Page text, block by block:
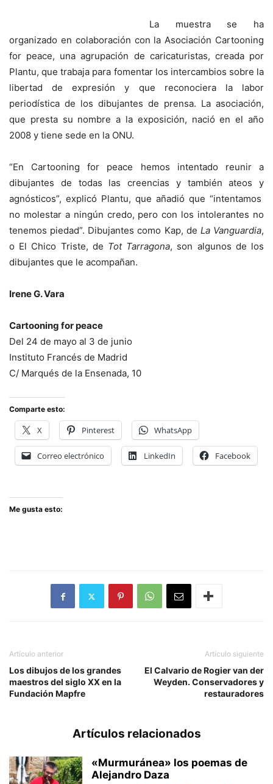
La muestra se ha
organizado en colaboración con la Asociación Cartooning
for peace, una agrupación de caricaturistas, creada por
Plantu, que trabaja para fomentar los intercambios sobre la
libertad de expresión y que reconociera la labor
periodística de los dibujantes de prensa. La asociación,
que presta su nombre a la exposición, nació en el año
2008 y tiene sede en la ONU.
“En Cartooning for peace hemos intentado reunir a
dibujantes de todas las creencias y también ateos y
agnósticos”, explicó Plantu, que añadió que “intentamos
no molestar a ningún credo, pero con los intolerantes no
tenemos piedad”. Dibujantes como Kap, de La Vanguardia,
o El Chico Triste, de Tot Tarragona, son algunos de los
dibujantes que le acompañan.
Irene G. Vara
Cartooning for peace
Del 24 de mayo al 3 de junio
Instituto Francés de Madrid
C/ Marqués de la Ensenada, 10
Comparte esto:
X Pinterest WhatsApp
Correo electrónico LinkedIn Facebook
Me gusta esto:
Artículo anterior
Los dibujos de los grandes
maestros del siglo XX en la
Fundación Mapfre
Artículo siguiente
El Calvario de Rogier van der
Weyden. Conservadores y
restauradores
Artículos relacionados
«Murmuránea» los poemas de
Alejandro Daza